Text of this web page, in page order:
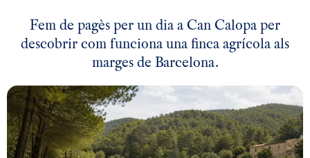
Fem de pagès per un dia a Can Calopaper
descobrir com funciona una finca agrícola als
marges de Barcelona.